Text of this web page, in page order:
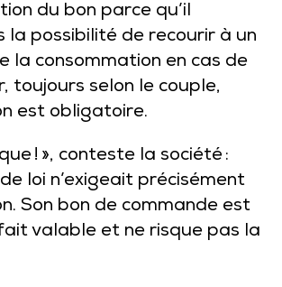
du bon parce qu’il
la possibilité de recourir à un
la consommation en cas de
toujours selon le couple,
est obligatoire.
! », conteste la société :
loi n’exigeait précisément
Son bon de commande est
valable et ne risque pas la